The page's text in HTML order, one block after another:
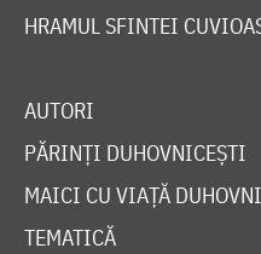
HRAMUL SFINTEI
AUTORI
PĂRINȚI DUHOVNICEȘTI
MAICI CU VIAȚĂ
TEMATICĂ